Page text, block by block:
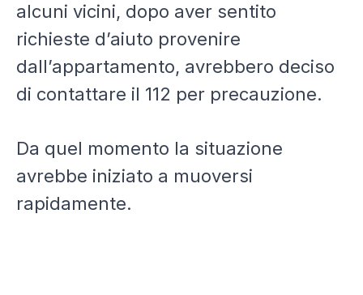
alcuni vicini, dopo aver sentito
richieste d’aiuto provenire
dall’appartamento, avrebbero deciso
di contattare il 112 per precauzione.
Da quel momento la situazione
avrebbe iniziato a muoversi
rapidamente.